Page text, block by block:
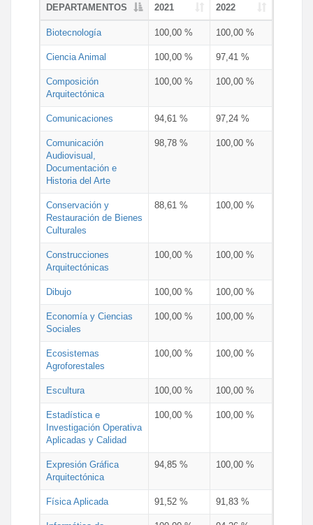
DEPARTAMENTOS 2021 2022
Biotecnología 100,00 % 100,00 %
Ciencia Animal 100,00 % 97,41 %
Composición
Arquitectónica
100,00 % 100,00 %
Comunicaciones 94,61 % 97,24 %
Comunicación
Audiovisual,
Documentación e
Historia del Arte
98,78 % 100,00 %
Conservación y
Restauración de Bienes
Culturales
88,61 % 100,00 %
Construcciones
Arquitectónicas
100,00 % 100,00 %
Dibujo 100,00 % 100,00 %
Economía y Ciencias
Sociales
100,00 % 100,00 %
Ecosistemas
Agroforestales
100,00 % 100,00 %
Escultura 100,00 % 100,00 %
Estadística e
Investigación Operativa
Aplicadas y Calidad
100,00 % 100,00 %
Expresión Gráfica
Arquitectónica
94,85 % 100,00 %
Física Aplicada 91,52 % 91,83 %